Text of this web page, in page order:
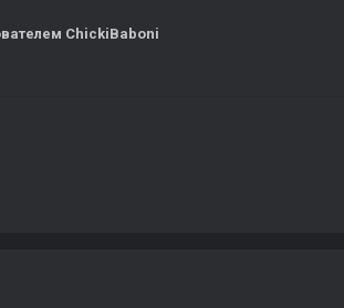
ChickiBaboni